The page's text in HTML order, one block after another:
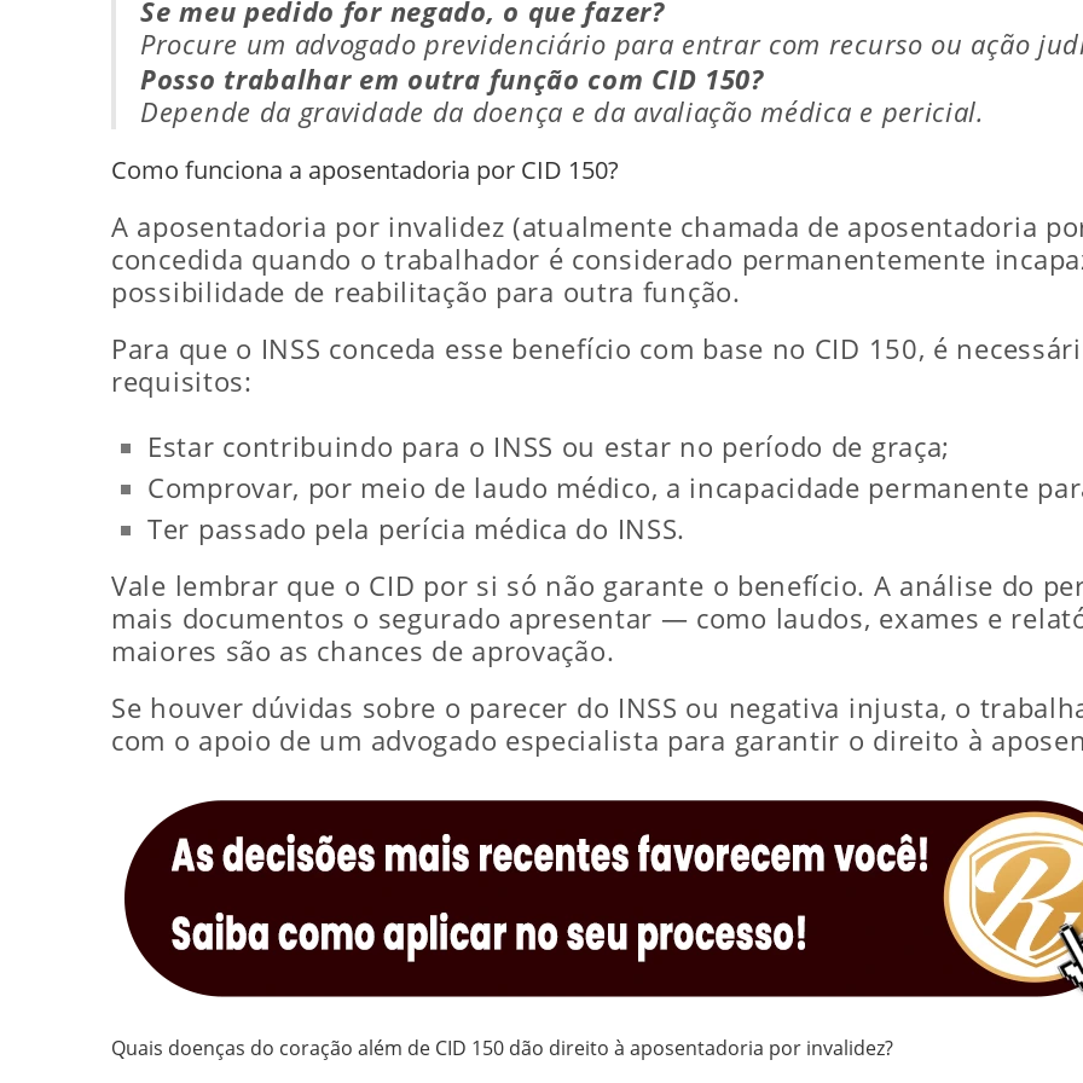
Se meu pedido for negado, o que fazer?
Procure um advogado previdenciário para entrar com recurso ou ação
Posso trabalhar em outra função com CID 150?
Depende da gravidade da doença e da avaliação médica e pericial.
Como funciona a aposentadoria por CID 150?
A aposentadoria por invalidez (atualmente chamada de aposentadoria
concedida quando o trabalhador é considerado permanentemente
possibilidade de reabilitação para outra função.
Para que o INSS conceda esse benefício com base no CID 150, é
requisitos:
Estar contribuindo para o INSS ou estar no período de graça;
Comprovar, por meio de laudo médico, a incapacidade permanente
Ter passado pela perícia médica do INSS.
Vale lembrar que o CID por si só não garante o benefício. A análise do
mais documentos o segurado apresentar — como laudos, exames e
maiores são as chances de aprovação.
Se houver dúvidas sobre o parecer do INSS ou negativa injusta, o
com o apoio de um advogado especialista para garantir o direito à
Quais doenças do coração além de CID 150 dão direito à aposentadoria por invalidez?